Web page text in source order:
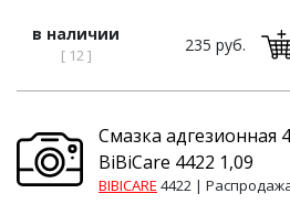
в наличии
[ 12 ]
235 руб.
Смазка адгезионная
BiBiCare 4422 1,09
BIBICARE 4422 |